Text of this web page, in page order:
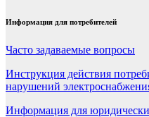
Информация для потребителей
Часто задаваемые вопросы
Инструкция действия
нарушений
Информация для